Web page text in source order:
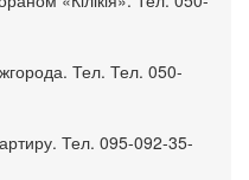
Тел. Тел. 050-
Тел. 095-092-35-